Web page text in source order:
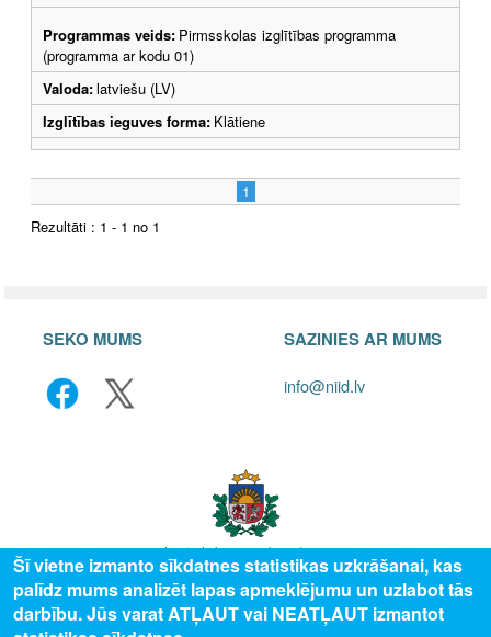
Programmas veids: Pirmsskolas izglītības programma
(programma ar kodu 01)
Valoda:latviešu (LV)
Izglītības ieguves forma: Klātiene
1
Rezultāti : 1 - 1 no 1
SEKO MUMS SAZINIES AR MUMS
info@niid.lv
© 2025 Valsts izglītības attīstības aģentūra, publicētā satura visas tiesības
Šī vietne izmanto sīkdatnes statistikas uzkrāšanai, kas
palīdz mums analizēt lapas apmeklējumu un uzlabot tās
darbību. Jūs varat ATĻAUT vai NEATĻAUT izmantot